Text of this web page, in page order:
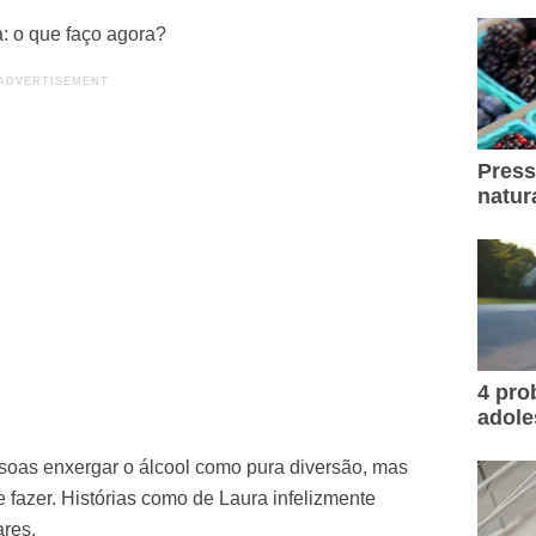
o que faço agora?
enxergar o álcool como pura diversão, mas
Histórias como de Laura infelizmente
4